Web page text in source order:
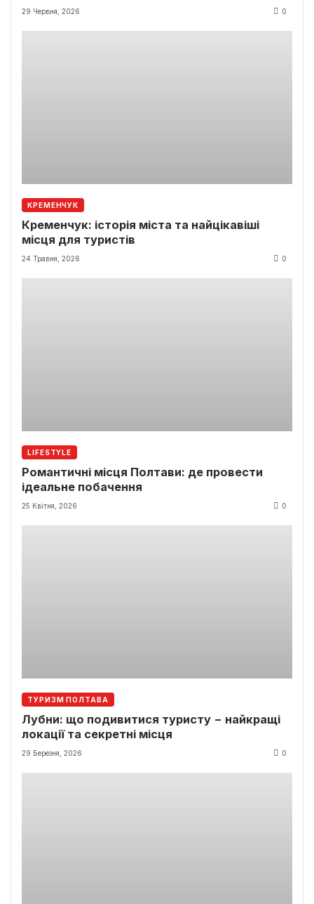
29 Червня, 2026 0
КРЕМЕНЧУК
Кременчук: історія міста та найцікавіші
місця для туристів
24 Травня, 2026 0
LIFESTYLE
Романтичні місця Полтави: де провести
ідеальне побачення
25 Квітня, 2026 0
ТУРИЗМ ПОЛТАВА
Лубни: що подивитися туристу − найкращі
локації та секретні місця
29 Березня, 2026 0